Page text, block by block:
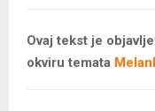
Ovaj tekst je
okviru temata